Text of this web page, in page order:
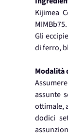
Kijimea
MIMBb75.
Gli
di ferro,
Modalità
assunte
ottimale,
dodici